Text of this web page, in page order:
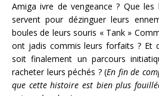
Amiga ivre de vengeance ? Que
servent pour dézinguer leurs
boules de leurs souris « Tank »
ont jadis commis leurs forfaits ? Et
soit finalement un parcours
racheter leurs péchés ? (En fin de
que cette histoire est bien plus